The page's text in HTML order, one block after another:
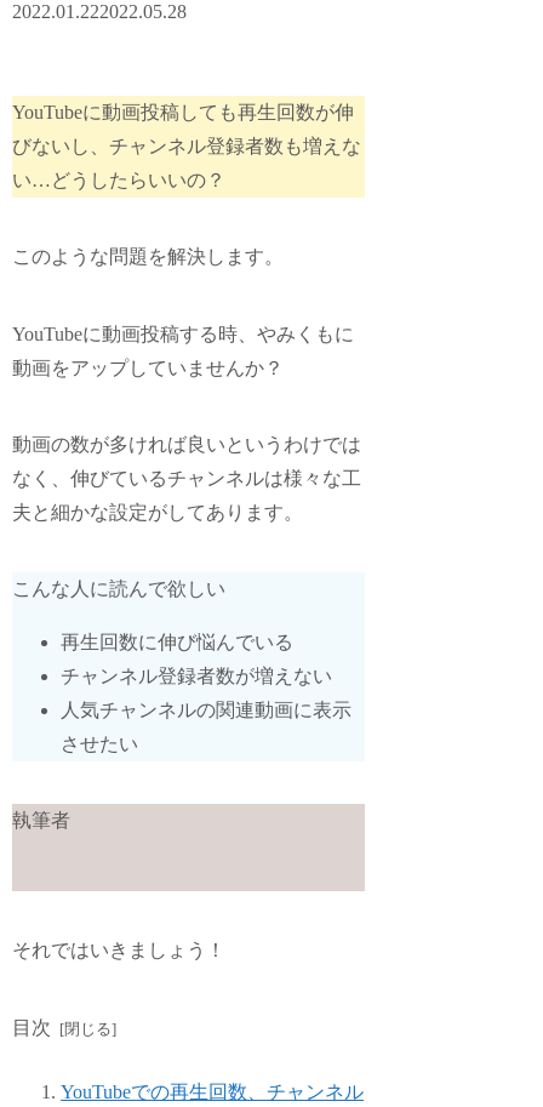
2022.01.222022.05.28
YouTubeに動画投稿しても再生回数が伸
びないし、チャンネル登録者数も増えな
い…どうしたらいいの？
このような問題を解決します。
YouTubeに動画投稿する時、やみくもに
動画をアップしていませんか？
動画の数が多ければ良いというわけでは
なく、伸びているチャンネルは様々な工
夫と細かな設定がしてあります。
こんな人に読んで欲しい
再生回数に伸び悩んでいる
チャンネル登録者数が増えない
人気チャンネルの関連動画に表示
させたい
執筆者
それではいきましょう！
目次
YouTubeでの再生回数、チャンネル